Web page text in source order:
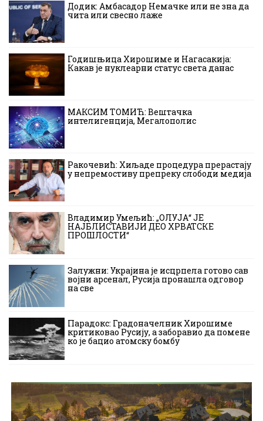
Додик: Амбасадор Немачке или не зна да
чита или свесно лаже
Годишњица Хирошиме и Нагасакија:
Какав је нуклеарни статус света данас
МАКСИМ ТОМИЋ: Вештачка
интелигенција, Мегалополис
Ракочевић: Хиљаде процедура прерастају
у непремостиву препреку слободи медија
Владимир Умељић: „ОЛУЈА“ ЈЕ
НАЈБЛИСТАВИЈИ ДЕО ХРВАТСКЕ
ПРОШЛОСТИ“
Залужни: Украјина је исцрпела готово сав
војни арсенал, Русија пронашла одговор
на све
Парадокс: Градоначелник Хирошиме
критиковао Русију, а заборавио да помене
ко је бацио атомску бомбу